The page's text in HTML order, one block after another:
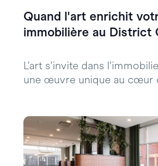
Quand l'art enrichit
immobilière au District
L’art s’invite dans
une œuvre unique au cœur